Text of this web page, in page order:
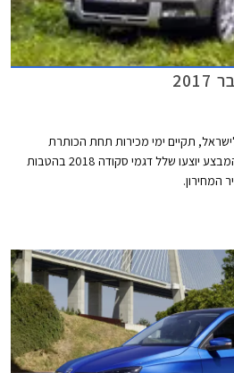
תקיים ימי מכירות תחת הכותרת
Skoda Clever Days. במסגרת המבצע יוצעו שלל דגמי סקודה 2018 בהטבות